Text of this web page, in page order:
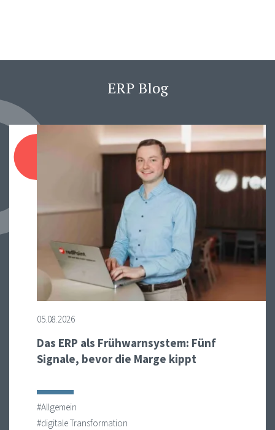
ERP Blog
05.08.2026
Das ERP als Frühwarnsystem: Fünf
Signale, bevor die Marge kippt
#Allgemein
#digitale Transformation